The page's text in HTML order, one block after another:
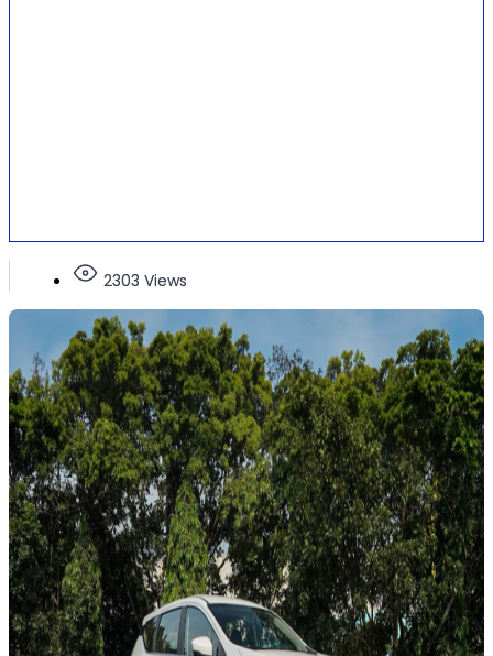
2303 Views